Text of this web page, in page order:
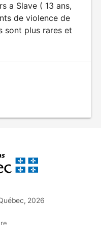
a Slave ( 13 ans,
de violence de
sont plus rares et
2026